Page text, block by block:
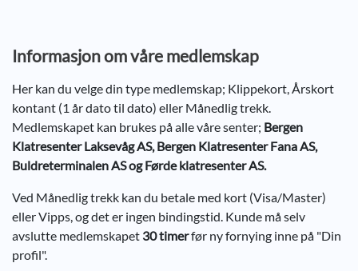
Informasjon om våre medlemskap
Her kan du velge din type medlemskap; Klippekort, Årskort
kontant (1 år dato til dato) eller Månedlig trekk.
Medlemskapet kan brukes på alle våre senter; Bergen
Klatresenter Laksevåg AS, Bergen Klatresenter Fana AS,
Buldreterminalen AS og Førde klatresenter AS.
Ved Månedlig trekk kan du betale med kort (Visa/Master)
eller Vipps, og det er ingen bindingstid. Kunde må selv
avslutte medlemskapet 30 timerfør ny fornying inne på "Din
profil".